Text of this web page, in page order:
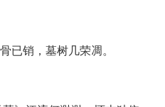
已销，墓树几荣凋。